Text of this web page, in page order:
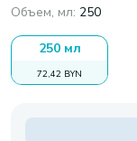
Объем, мл: 250
250 мл
72,42 BYN